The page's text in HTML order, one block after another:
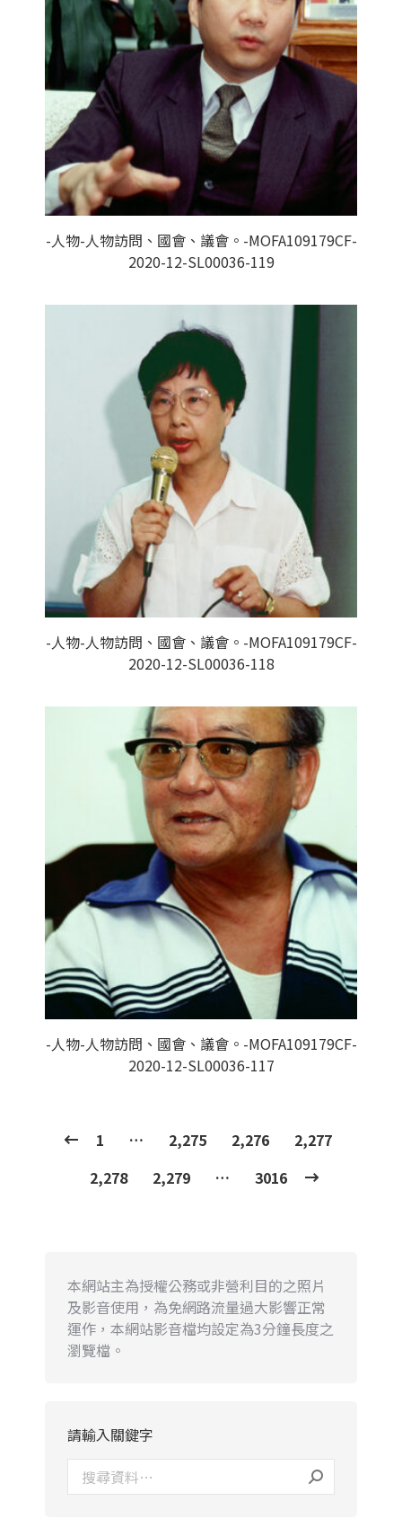
-人物-人物訪問、國會、議會。-MOFA109179CF-
2020-12-SL00036-119
-人物-人物訪問、國會、議會。-MOFA109179CF-
2020-12-SL00036-118
-人物-人物訪問、國會、議會。-MOFA109179CF-
2020-12-SL00036-117
1 … 2,275 2,276
2,277
2,278
2,279 … 3016
本網站主為授權公務或非營利目的之照片
及影音使用，為免網路流量過大影響正常
運作，本網站影音檔均設定為3分鐘長度之
瀏覽檔。
請輸入關鍵字